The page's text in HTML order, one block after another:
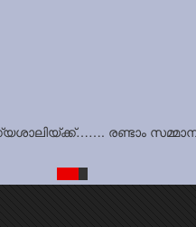
രണ്ടാം